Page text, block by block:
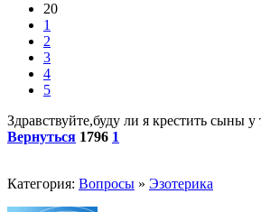
20
1
2
3
4
5
Здравствуйте,буду ли я крестить сыны
Вернуться 1796 1
Категория: Вопросы » Эзотерика